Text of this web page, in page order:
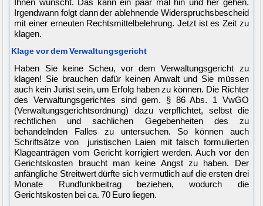
Ihnen wünscht. Das kann ein paar mal hin und her gehen.
Irgendwann folgt dann der ablehnende Widerspruchsbescheid
mit einer erneuten Rechtsmittelbelehrung. Jetzt ist es Zeit zu
klagen.
Klage vor dem Verwaltungsgericht
Haben Sie keine Scheu, vor dem Verwaltungsgericht zu
klagen! Sie brauchen dafür keinen Anwalt und Sie müssen
auch kein Jurist sein, um Erfolg haben zu können. Die Richter
des Verwaltungsgerichtes sind gem. § 86 Abs. 1 VwGO
(Verwaltungsgerichtsordnung) dazu verpflichtet, selbst die
rechtlichen und sachlichen Gegebenheiten des zu
behandelnden Falles zu untersuchen. So können auch
Schriftsätze von juristischen Laien mit falsch formulierten
Klageanträgen vom Gericht korrigiert werden. Auch vor den
Gerichtskosten braucht man keine Angst zu haben. Der
anfängliche Streitwert dürfte sich vermutlich auf die ersten drei
Monate Rundfunkbeitrag beziehen, wodurch die
Gerichtskosten bei ca. 70 Euro liegen.